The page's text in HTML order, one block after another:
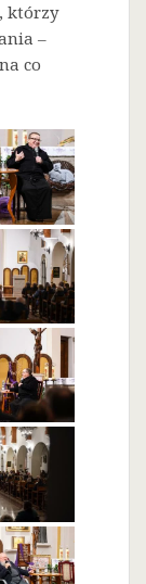
którzy
–
co